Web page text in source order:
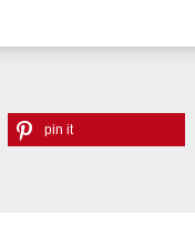
pin it